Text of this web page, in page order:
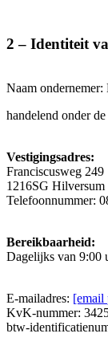
2 – Identiteit
Naam
handelend onder
Vestigingsadres:
Franciscusweg 249
1216SG Hilversum
Telefoonnummer:
Bereikbaarheid:
Dagelijks van 9:00
E-mailadres: [email
KvK-nummer:
btw-